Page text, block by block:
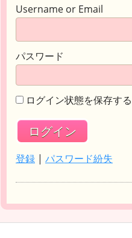
Username or Email
パスワード
ログイン状態を保存する
登録 | パスワード紛失